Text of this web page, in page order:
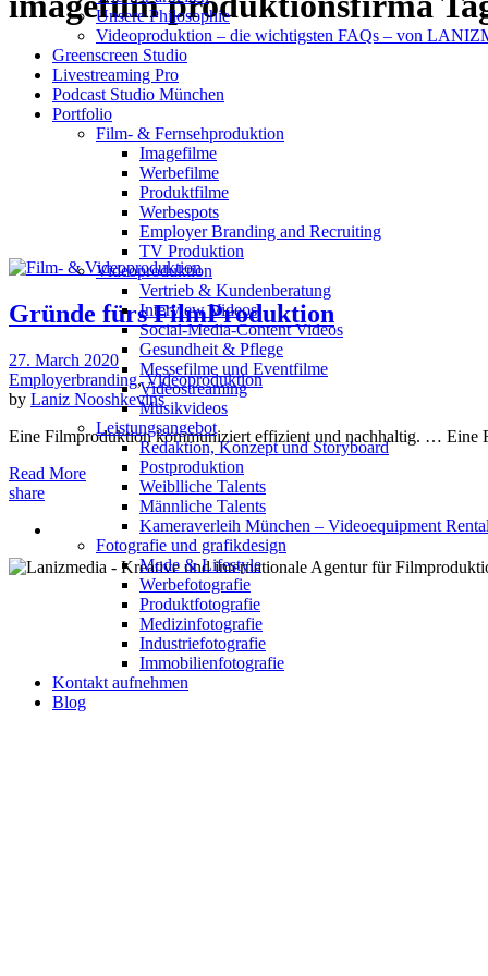
Unsere Philosophie
Videoproduktion – die wichtigsten FAQs – von
Greenscreen Studio
Livestreaming Pro
Podcast Studio München
Portfolio
Film- & Fernsehproduktion
Imagefilme
Werbefilme
Produktfilme
Werbespots
Employer Branding and Recruiting
TV Produktion
Videoproduktion
Vertrieb & Kundenberatung
Interview Videos
Social-Media-Content Videos
Gesundheit & Pflege
Mes­se­filme und Eventfilme
Video­strea­ming
Musikvideos
Leis­tungs­an­ge­bot
Redak­ti­on, Kon­zept und Storyboard
Post­pro­duk­ti­on
Weiblliche Talents
Männliche Talents
Kameraverleih München – Videoequipment
Fotografie und grafikdesign
Mode & Lifestyle
Werbefotografie
Produktfotografie
Medizinfotografie
Industriefotografie
Immobilienfotografie
Kontakt aufnehmen
Blog
Gründe fürs FilmProduktion
27. March 2020
Employerbranding,Videoproduktion
by Laniz Nooshkevins
Eine Filmproduktion kommuniziert effizient und nachhaltig. …
Read More
share